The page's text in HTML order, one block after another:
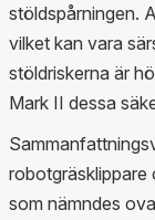
stöldspårningen.
vilket kan vara
stöldriskerna är
Mark II dessa
som nämndes